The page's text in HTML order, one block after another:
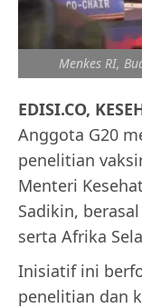
Menkes RI,
EDISI.CO,
Anggota G20
penelitian
Menteri
Sadikin,
serta Afrika
Inisiatif ini
penelitian dan